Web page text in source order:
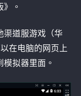
。
渠道服游戏（华
在电脑的网页上
拟器里面。